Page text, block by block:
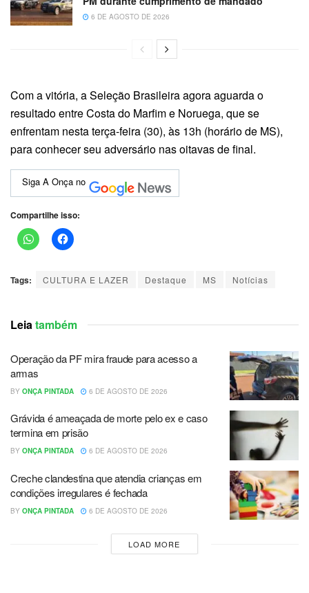
6 DE AGOSTO DE 2026
Com a vitória, a Seleção Brasileira agora aguarda o
resultado entre Costa do Marfim e Noruega, que se
enfrentam nesta terça-feira (30), às 13h (horário de MS),
para conhecer seu adversário nas oitavas de final.
Siga A Onça no
Compartilhe isso:
Tags: CULTURA E LAZER Destaque MS Notícias
Leiatambém
Operação da PF mira fraude para acesso a
armas
BY ONÇA PINTADA 6 DE AGOSTO DE 2026
Grávida é ameaçada de morte pelo ex e caso
termina em prisão
BY ONÇA PINTADA 6 DE AGOSTO DE 2026
Creche clandestina que atendia crianças em
condições irregulares é fechada
BY ONÇA PINTADA 6 DE AGOSTO DE 2026
LOAD MORE